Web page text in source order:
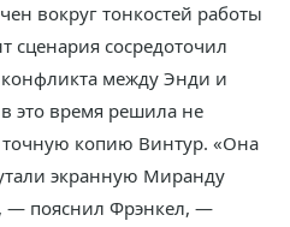
вокруг тонкостей работы
сценария сосредоточил
между Энди и
это время решила не
точную копию Винтур. «Она
экранную Миранду
— пояснил Фрэнкел, —